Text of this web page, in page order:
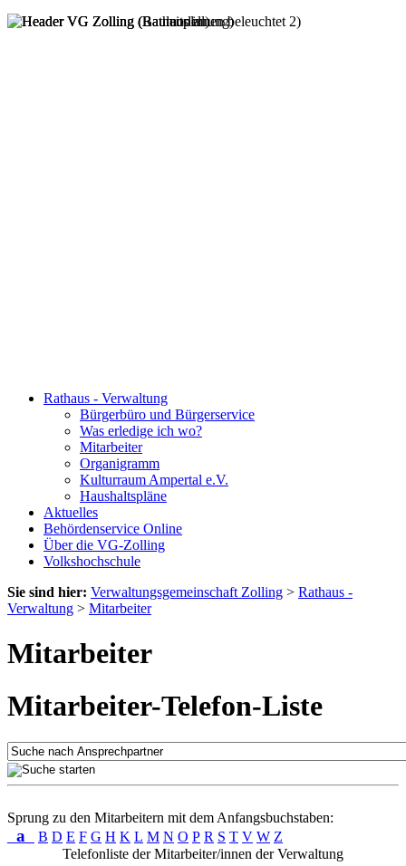
Rathaus - Verwaltung
Bürgerbüro und Bürgerservice
Was erledige ich wo?
Mitarbeiter
Organigramm
Kulturraum Ampertal e.V.
Haushaltspläne
Aktuelles
Behördenservice Online
Über die VG-Zolling
Volkshochschule
Sie sind hier: Verwaltungsgemeinschaft Zolling > Rathaus -
Verwaltung > Mitarbeiter
Mitarbeiter
Mitarbeiter-Telefon-Liste
Sprung zu den Mitarbeitern mit dem Anfangsbuchstaben:
a B D E F G H K L M N O P R S T V W Z
Telefonliste der Mitarbeiter/innen der Verwaltung